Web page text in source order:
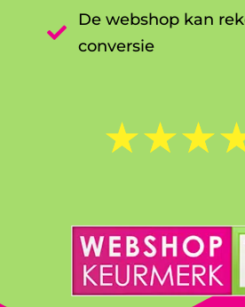

De webshop kan
conversie
☆☆☆